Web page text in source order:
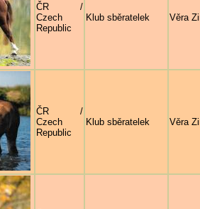
ČR /
Czech
Republic
Klub sběratelek Věra
ČR /
Czech
Republic
Klub sběratelek Věra